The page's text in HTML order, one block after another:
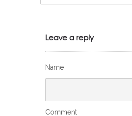
Leave a reply
Name
Comment